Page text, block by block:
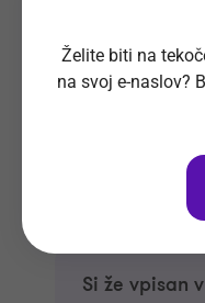
Si že vpisan
Želite biti na
na svoj e-naslov?